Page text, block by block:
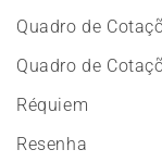
Quadro de
Quadro de
Réquiem
Resenha